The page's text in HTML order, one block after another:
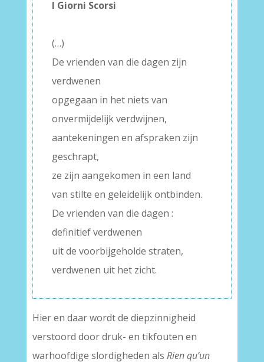
I Giorni Scorsi
(…)
De vrienden van die dagen zijn
verdwenen
opgegaan in het niets van
onvermijdelijk verdwijnen,
aantekeningen en afspraken zijn
geschrapt,
ze zijn aangekomen in een land
van stilte en geleidelijk ontbinden.
De vrienden van die dagen :
definitief verdwenen
uit de voorbijgeholde straten,
verdwenen uit het zicht.
Hier en daar wordt de diepzinnigheid
verstoord door druk- en tikfouten en
warhoofdige slordigheden als Rien qu’un